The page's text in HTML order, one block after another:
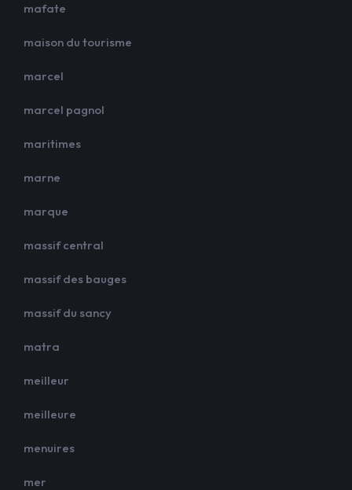
mafate
maison du tourisme
marcel
marcel pagnol
maritimes
marne
marque
massif central
massif des bauges
massif du sancy
matra
meilleur
meilleure
menuires
mer